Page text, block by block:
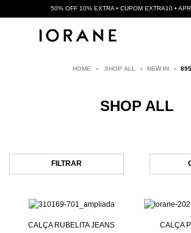
50% OFF 10% EXTRA • CUPOM EXTRA10 •
SHOP ALL NEW IN 895
SHOP ALL
FILTRAR
CALÇA RUBELITA JEANS CALÇA